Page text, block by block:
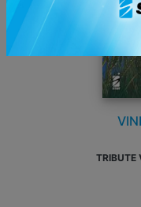
TRIBUTE